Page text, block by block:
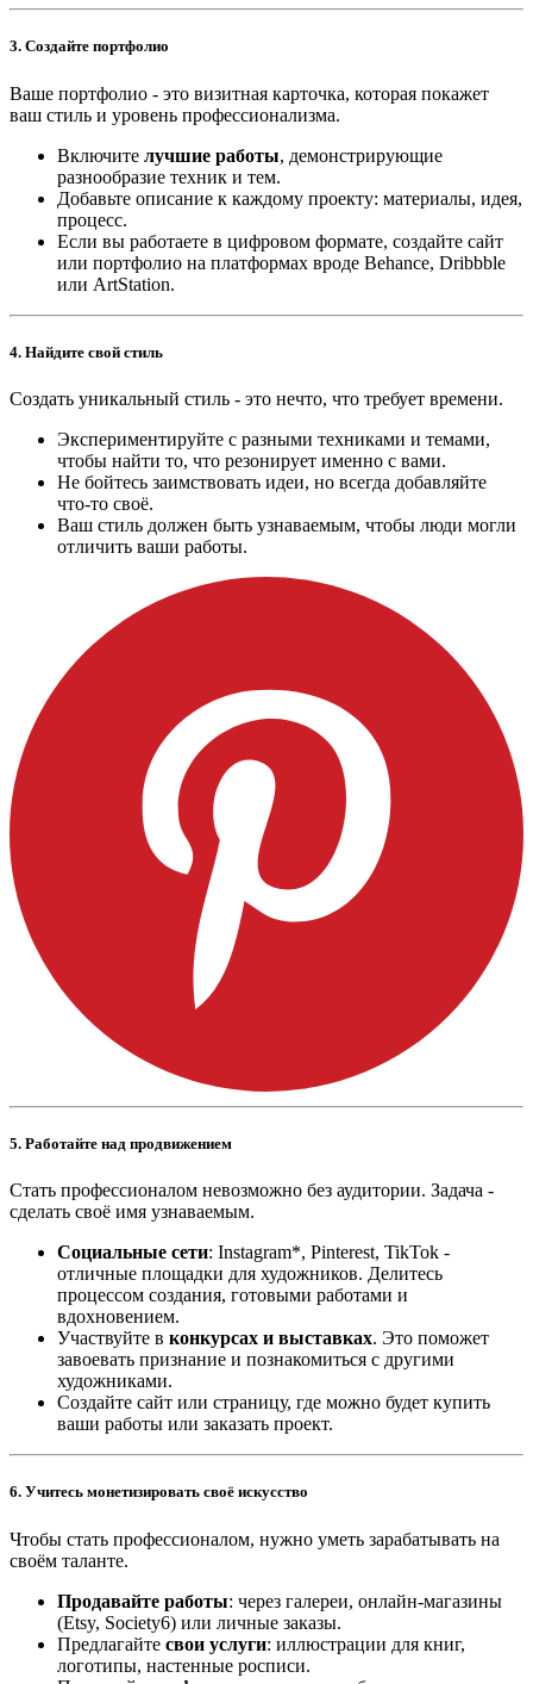
3. Создайте портфолио
Ваше портфолио - это визитная карточка, которая покажет
ваш стиль и уровень профессионализма.
Включите лучшие работы, демонстрирующие
разнообразие техник и тем.
Добавьте описание к каждому проекту: материалы, идея,
процесс.
Если вы работаете в цифровом формате, создайте сайт
или портфолио на платформах вроде Behance, Dribbble
или ArtStation.
4. Найдите свой стиль
Создать уникальный стиль - это нечто, что требует времени.
Экспериментируйте с разными техниками и темами,
чтобы найти то, что резонирует именно с вами.
Не бойтесь заимствовать идеи, но всегда добавляйте
что-то своё.
Ваш стиль должен быть узнаваемым, чтобы люди могли
отличить ваши работы.
5. Работайте над продвижением
Стать профессионалом невозможно без аудитории. Задача -
сделать своё имя узнаваемым.
Социальные сети: Instagram*, Pinterest, TikTok -
отличные площадки для художников. Делитесь
процессом создания, готовыми работами и
вдохновением.
Участвуйте в конкурсах и выставках. Это поможет
завоевать признание и познакомиться с другими
художниками.
Создайте сайт или страницу, где можно будет купить
ваши работы или заказать проект.
6. Учитесь монетизировать своё искусство
Чтобы стать профессионалом, нужно уметь зарабатывать на
своём таланте.
Продавайте работы: через галереи, онлайн-магазины
(Etsy, Society6) или личные заказы.
Предлагайте свои услуги: иллюстрации для книг,
логотипы, настенные росписи.